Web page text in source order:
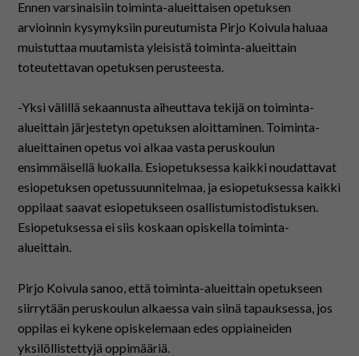
Ennen varsinaisiin toiminta-alueittaisen opetuksen
arvioinnin kysymyksiin pureutumista Pirjo Koivula haluaa
muistuttaa muutamista yleisistä toiminta-alueittain
toteutettavan opetuksen perusteesta.
-Yksi välillä sekaannusta aiheuttava tekijä on toiminta-
alueittain järjestetyn opetuksen aloittaminen. Toiminta-
alueittainen opetus voi alkaa vasta peruskoulun
ensimmäisellä luokalla. Esiopetuksessa kaikki noudattavat
esiopetuksen opetussuunnitelmaa, ja esiopetuksessa kaikki
oppilaat saavat esiopetukseen osallistumistodistuksen.
Esiopetuksessa ei siis koskaan opiskella toiminta-
alueittain.
Pirjo Koivula sanoo, että toiminta-alueittain opetukseen
siirrytään peruskoulun alkaessa vain siinä tapauksessa, jos
oppilas ei kykene opiskelemaan edes oppiaineiden
yksilöllistettyjä oppimääriä.